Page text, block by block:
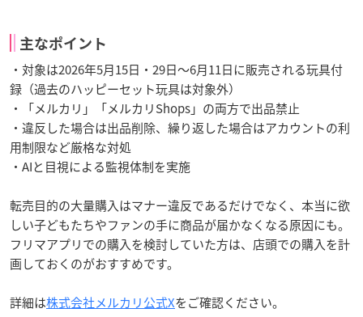
主なポイント
・対象は2026年5月15日・29日〜6月11日に販売される玩具付
録（過去のハッピーセット玩具は対象外）
・「メルカリ」「メルカリShops」の両方で出品禁止
・違反した場合は出品削除、繰り返した場合はアカウントの利
用制限など厳格な対処
・AIと目視による監視体制を実施
転売目的の大量購入はマナー違反であるだけでなく、本当に欲
しい子どもたちやファンの手に商品が届かなくなる原因にも。
フリマアプリでの購入を検討していた方は、店頭での購入を計
画しておくのがおすすめです。
詳細は株式会社メルカリ公式Xをご確認ください。